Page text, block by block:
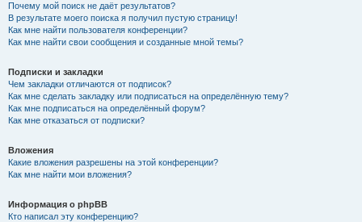
Почему мой поиск не даёт результатов?
В результате моего поиска я получил пустую страницу!
Как мне найти пользователя конференции?
Как мне найти свои сообщения и созданные мной темы?
Подписки и закладки
Чем закладки отличаются от подписок?
Как мне сделать закладку или подписаться на определённую тему?
Как мне подписаться на определённый форум?
Как мне отказаться от подписки?
Вложения
Какие вложения разрешены на этой конференции?
Как мне найти мои вложения?
Информация о phpBB
Кто написал эту конференцию?